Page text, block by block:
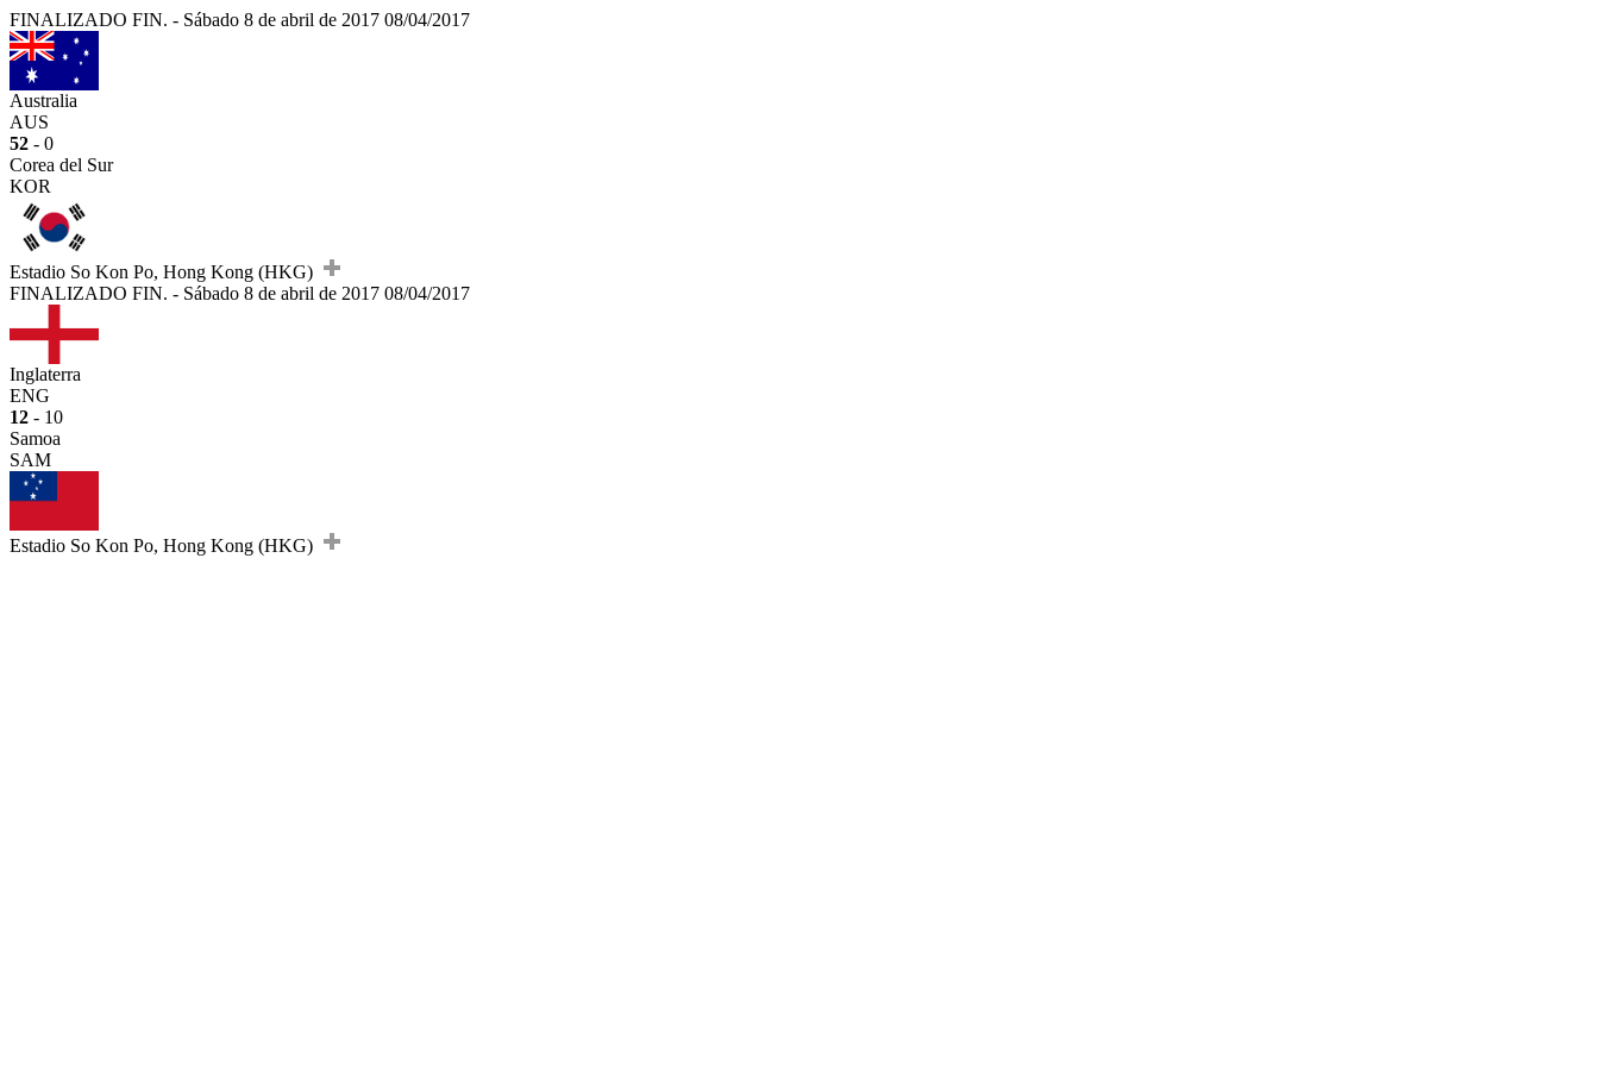
FINALIZADO FIN. - Sábado 8 de abril de 2017 08/04/2017
Australia
AUS
52 - 0
Corea del Sur
KOR
Estadio So Kon Po, Hong Kong (HKG)
FINALIZADO FIN. - Sábado 8 de abril de 2017 08/04/2017
Inglaterra
ENG
12 - 10
Samoa
SAM
Estadio So Kon Po, Hong Kong (HKG)